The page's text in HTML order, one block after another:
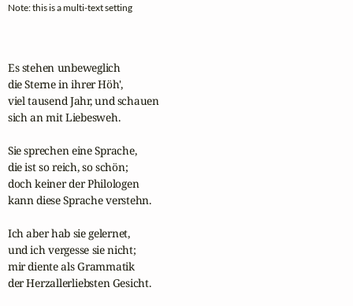
Note: this is a multi-text setting
Es stehen unbeweglich
die Sterne in ihrer Höh',
viel tausend Jahr, und schauen
sich an mit Liebesweh.
Sie sprechen eine Sprache,
die ist so reich, so schön;
doch keiner der Philologen
kann diese Sprache verstehn.
Ich aber hab sie gelernet,
und ich vergesse sie nicht;
mir diente als Grammatik
der Herzallerliebsten Gesicht.